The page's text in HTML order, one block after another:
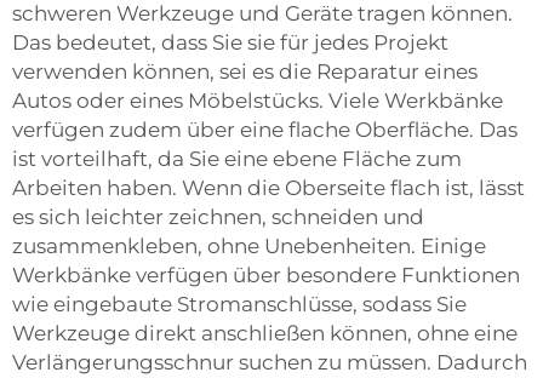
schweren Werkzeuge und Geräte tragen können.
Das bedeutet, dass Sie sie für jedes Projekt
verwenden können, sei es die Reparatur eines
Autos oder eines Möbelstücks. Viele Werkbänke
verfügen zudem über eine flache Oberfläche. Das
ist vorteilhaft, da Sie eine ebene Fläche zum
Arbeiten haben. Wenn die Oberseite flach ist, lässt
es sich leichter zeichnen, schneiden und
zusammenkleben, ohne Unebenheiten. Einige
Werkbänke verfügen über besondere Funktionen
wie eingebaute Stromanschlüsse, sodass Sie
Werkzeuge direkt anschließen können, ohne eine
Verlängerungsschnur suchen zu müssen. Dadurch